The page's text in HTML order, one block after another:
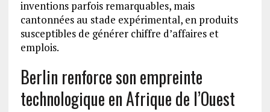
inventions parfois remarquables, mais
cantonnées au stade expérimental, en produits
susceptibles de générer chiffre d’affaires et
emplois.
Berlin renforce son empreinte
technologique en Afrique de l’Ouest